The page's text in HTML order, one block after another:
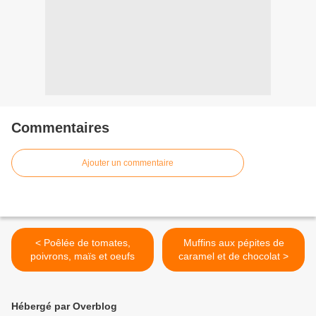
Commentaires
Ajouter un commentaire
< Poêlée de tomates,
poivrons, maïs et oeufs
Muffins aux pépites de
caramel et de chocolat >
Hébergé par Overblog